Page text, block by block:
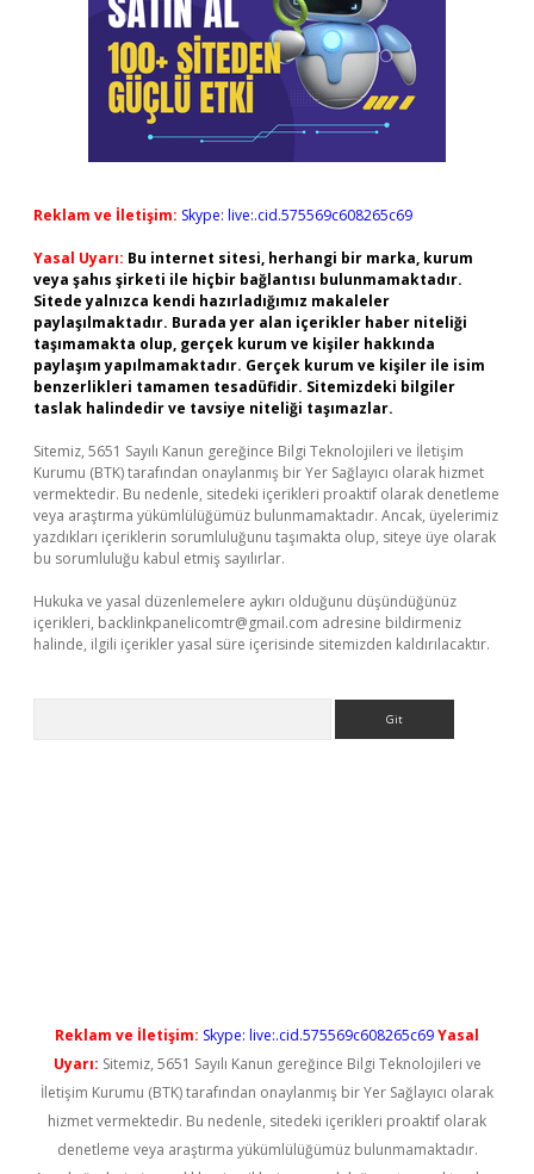
Reklam ve İletişim: Skype: live:.cid.575569c608265c69
Yasal Uyarı: Bu internet sitesi, herhangi bir marka, kurum
veya şahıs şirketi ile hiçbir bağlantısı bulunmamaktadır.
Sitede yalnızca kendi hazırladığımız makaleler
paylaşılmaktadır. Burada yer alan içerikler haber niteliği
taşımamakta olup, gerçek kurum ve kişiler hakkında
paylaşım yapılmamaktadır. Gerçek kurum ve kişiler ile isim
benzerlikleri tamamen tesadüfidir. Sitemizdeki bilgiler
taslak halindedir ve tavsiye niteliği taşımazlar.
Sitemiz, 5651 Sayılı Kanun gereğince Bilgi Teknolojileri ve İletişim
Kurumu (BTK) tarafından onaylanmış bir Yer Sağlayıcı olarak hizmet
vermektedir. Bu nedenle, sitedeki içerikleri proaktif olarak denetleme
veya araştırma yükümlülüğümüz bulunmamaktadır. Ancak, üyelerimiz
yazdıkları içeriklerin sorumluluğunu taşımakta olup, siteye üye olarak
bu sorumluluğu kabul etmiş sayılırlar.
Hukuka ve yasal düzenlemelere aykırı olduğunu düşündüğünüz
içerikleri, backlinkpanelicomtr@gmail.com adresine bildirmeniz
halinde, ilgili içerikler yasal süre içerisinde sitemizden kaldırılacaktır.
Reklam ve İletişim: Skype: live:.cid.575569c608265c69Yasal
Uyarı: Sitemiz, 5651 Sayılı Kanun gereğince Bilgi Teknolojileri ve
İletişim Kurumu (BTK) tarafından onaylanmış bir Yer Sağlayıcı olarak
hizmet vermektedir. Bu nedenle, sitedeki içerikleri proaktif olarak
denetleme veya araştırma yükümlülüğümüz bulunmamaktadır.